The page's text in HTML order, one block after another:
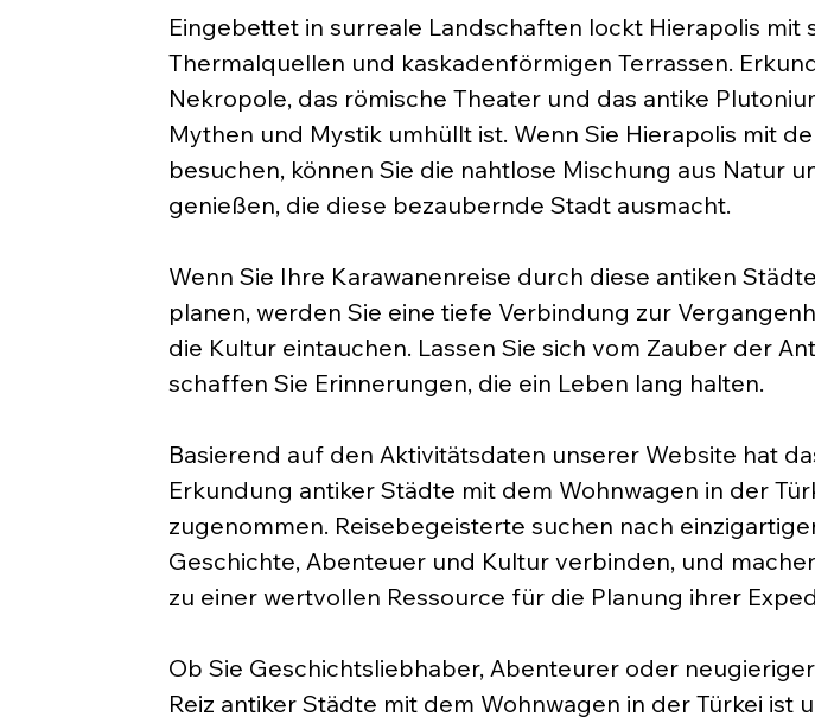
Eingebettet in surreale Landschaften lockt Hierapolis mit
Thermalquellen und kaskadenförmigen Terrassen.
Nekropole, das römische Theater und das antike
Mythen und Mystik umhüllt ist. Wenn Sie Hierapolis mit
besuchen, können Sie die nahtlose Mischung aus Natur
genießen, die diese bezaubernde Stadt ausmacht.
Wenn Sie Ihre Karawanenreise durch diese antiken
planen, werden Sie eine tiefe Verbindung zur
die Kultur eintauchen. Lassen Sie sich vom Zauber der
schaffen Sie Erinnerungen, die ein Leben lang halten.
Basierend auf den Aktivitätsdaten unserer Website hat
Erkundung antiker Städte mit dem Wohnwagen in der
zugenommen. Reisebegeisterte suchen nach
Geschichte, Abenteuer und Kultur verbinden, und
zu einer wertvollen Ressource für die Planung ihrer
Ob Sie Geschichtsliebhaber, Abenteurer oder
Reiz antiker Städte mit dem Wohnwagen in der Türkei ist